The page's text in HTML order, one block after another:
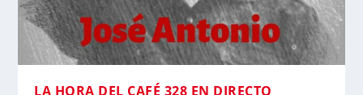
LA HORA DEL CAFÉ 328 EN DIRECTO